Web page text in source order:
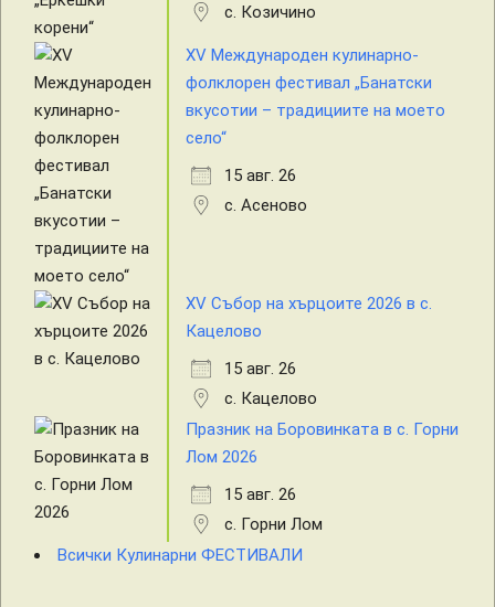
с. Козичино
XV Международен кулинарно-
фолклорен фестивал „Банатски
вкусотии – традициите на моето
село“
15 авг. 26
с. Асеново
XV Събор на хърцоите 2026 в с.
Кацелово
15 авг. 26
с. Кацелово
Празник на Боровинката в с. Горни
Лом 2026
15 авг. 26
с. Горни Лом
Всички Кулинарни ФЕСТИВАЛИ